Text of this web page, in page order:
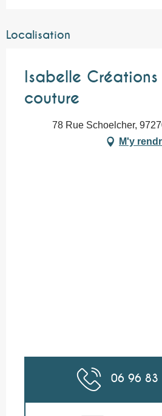
Localisation
Isabelle
couture
78 Rue Schoelcher,
M'y
06 96 83